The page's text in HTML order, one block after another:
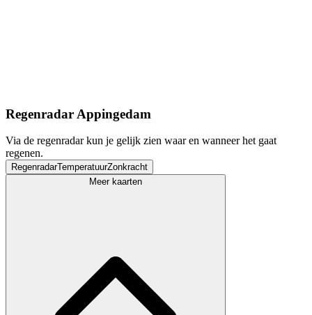
Regenradar Appingedam
Via de regenradar kun je gelijk zien waar en wanneer het gaat
regenen.
RegenradarTemperatuurZonkracht
Meer kaarten